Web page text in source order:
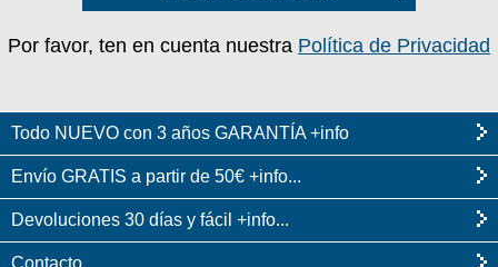
Por favor, ten en cuenta nuestra Política de Privacidad
Todo NUEVO con 3 años GARANTÍA +info
Envío GRATIS a partir de 50€ +info...
Devoluciones 30 días y fácil +info...
Contacto